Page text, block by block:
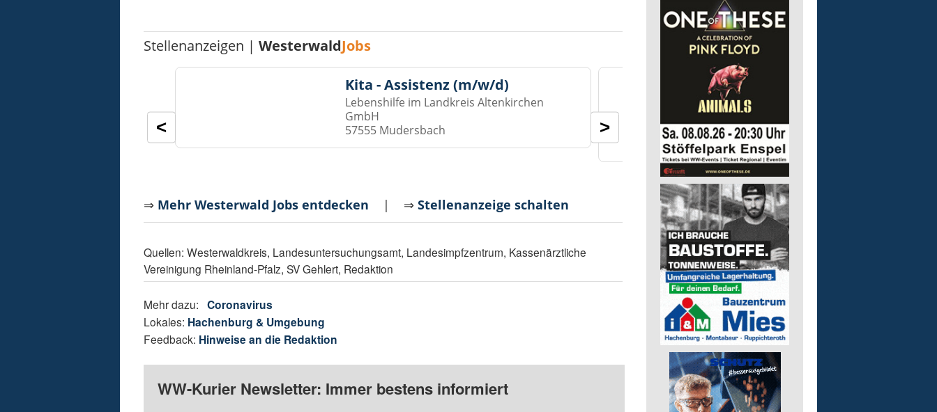
Stellenanzeigen |WesterwaldJobs
Kita - Assistenz (m/w/d)
Lebenshilfe im Landkreis Altenkirchen
GmbH
57555 Mudersbach
GmbH
57632 Flammersfeld
< >
⇒ Mehr Westerwald Jobs entdecken | ⇒Stellenanzeige schalten
Quellen: Westerwaldkreis, Landesuntersuchungsamt, Landesimpfzentrum, Kassenärztliche
Vereinigung Rheinland-Pfalz, SV Gehlert, Redaktion
Mehr dazu:Coronavirus
Lokales: Hachenburg & Umgebung
Feedback: Hinweise an die Redaktion
WW-Kurier Newsletter: Immer bestens informiert